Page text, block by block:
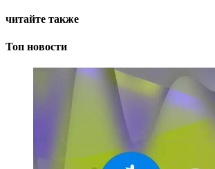
читайте также
Топ новости